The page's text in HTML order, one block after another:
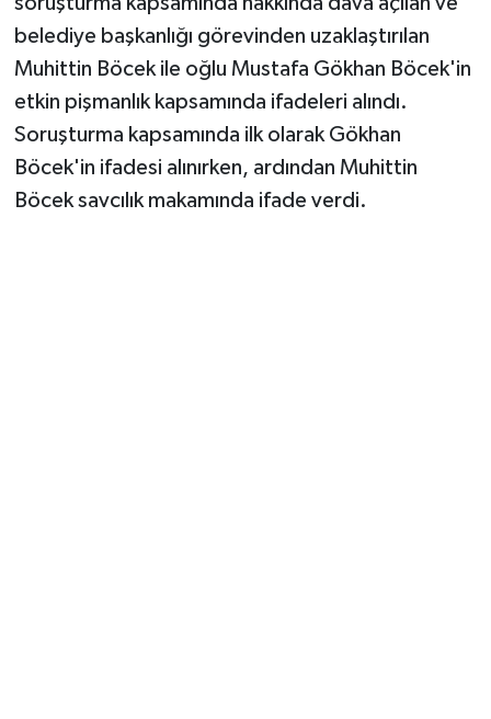
belediye başkanlığı görevinden uzaklaştırılan
Muhittin Böcek ile oğlu Mustafa Gökhan Böcek'in
etkin pişmanlık kapsamında ifadeleri alındı.
Soruşturma kapsamında ilk olarak Gökhan
Böcek'in ifadesi alınırken, ardından Muhittin
Böcek savcılık makamında ifade verdi.